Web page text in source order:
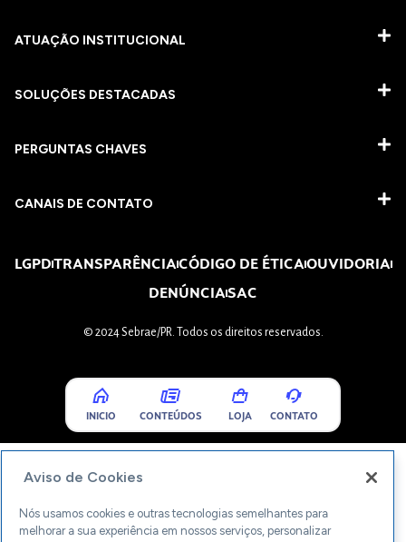
ATUAÇÃO INSTITUCIONAL
SOLUÇÕES DESTACADAS
PERGUNTAS CHAVES​
CANAIS DE CONTATO
LGPDTRANSPARÊNCIACÓDIGO DE ÉTICAOUVIDORIA
DENÚNCIASAC
© 2024 Sebrae/PR. Todos os direitos reservados.
INICIO CONTEÚDOS LOJA CONTATO
Aviso de Cookies
Nós usamos cookies e outras tecnologias semelhantes para
melhorar a sua experiência em nossos serviços, personalizar